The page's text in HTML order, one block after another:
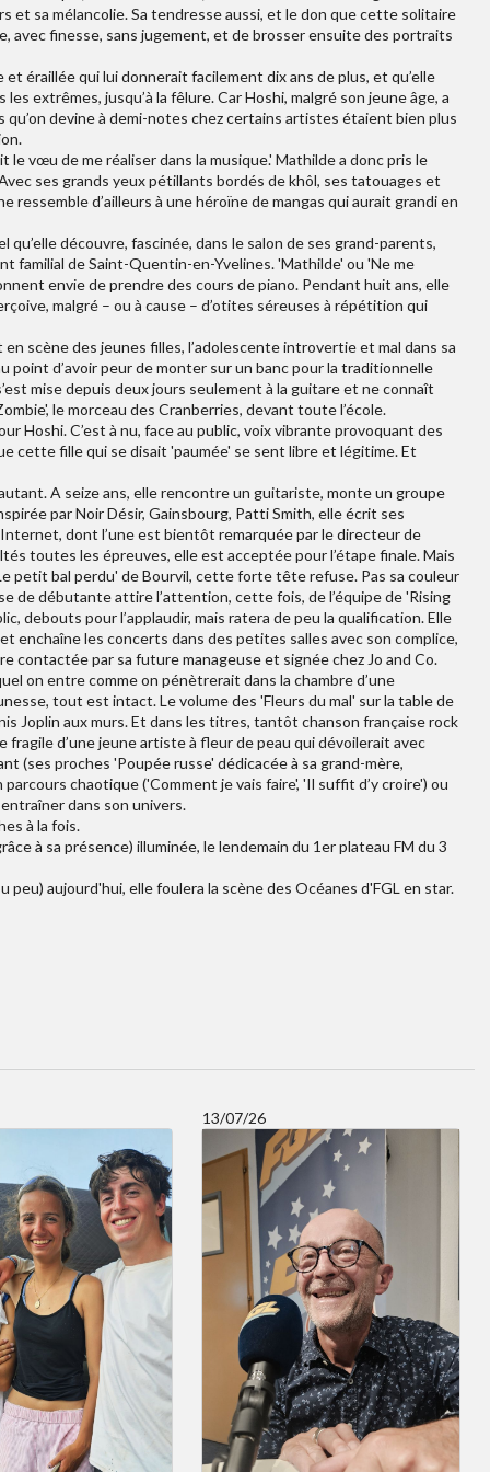
et sa mélancolie. Sa tendresse aussi, et le don que cette solitaire
avec finesse, sans jugement, et de brosser ensuite des portraits
éraillée qui lui donnerait facilement dix ans de plus, et qu’elle
extrêmes, jusqu’à la fêlure. Car Hoshi, malgré son jeune âge, a
qu’on devine à demi-notes chez certains artistes étaient bien plus
le vœu de me réaliser dans la musique.' Mathilde a donc pris le
ses grands yeux pétillants bordés de khôl, ses tatouages et
d’ailleurs à une héroïne de mangas qui aurait grandi en
qu’elle découvre, fascinée, dans le salon de ses grand-parents,
familial de Saint-Quentin-en-Yvelines. 'Mathilde' ou 'Ne me
envie de prendre des cours de piano. Pendant huit ans, elle
malgré – ou à cause – d’otites séreuses à répétition qui
scène des jeunes filles, l’adolescente introvertie et mal dans sa
point d’avoir peur de monter sur un banc pour la traditionnelle
mise depuis deux jours seulement à la guitare et ne connaît
le morceau des Cranberries, devant toute l’école.
Hoshi. C’est à nu, face au public, voix vibrante provoquant des
cette fille qui se disait 'paumée' se sent libre et légitime. Et
A seize ans, elle rencontre un guitariste, monte un groupe
par Noir Désir, Gainsbourg, Patti Smith, elle écrit ses
dont l’une est bientôt remarquée par le directeur de
toutes les épreuves, elle est acceptée pour l’étape finale. Mais
petit bal perdu' de Bourvil, cette forte tête refuse. Pas sa couleur
de débutante attire l’attention, cette fois, de l’équipe de 'Rising
debouts pour l’applaudir, mais ratera de peu la qualification. Elle
enchaîne les concerts dans des petites salles avec son complice,
contactée par sa future manageuse et signée chez Jo and Co.
on entre comme on pénètrerait dans la chambre d’une
tout est intact. Le volume des 'Fleurs du mal' sur la table de
Joplin aux murs. Et dans les titres, tantôt chanson française rock
d’une jeune artiste à fleur de peau qui dévoilerait avec
(ses proches 'Poupée russe' dédicacée à sa grand-mère,
parcours chaotique ('Comment je vais faire', 'Il suffit d’y croire') ou
entraîner dans son univers.
à la fois.
à sa présence) illuminée, le lendemain du 1er plateau FM du 3
peu) aujourd'hui, elle foulera la scène des Océanes d'FGL en star.
13/07/26